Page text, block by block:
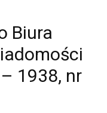
Biura
1938, nr